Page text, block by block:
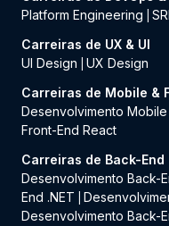
Platform Engineering
Carreiras de UX & UI
UI Design
UX Design
Carreiras de Mobile &
Desenvolvimento
Front-End React
Carreiras de Back-End
Desenvolvimento Back-
End .NET
Desenvolvimento Back-